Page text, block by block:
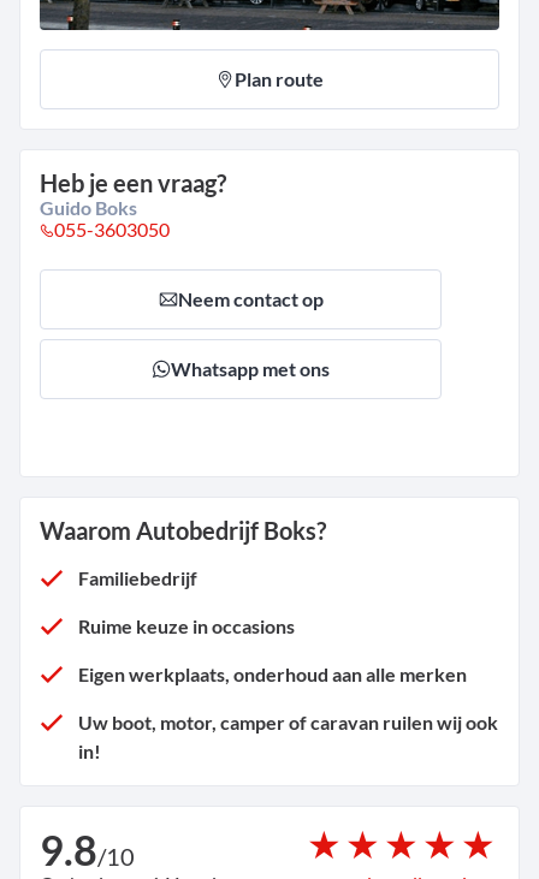
Plan route
Heb je een vraag?
Guido Boks
055-3603050
Neem contact op
Whatsapp met ons
Waarom Autobedrijf Boks?
Familiebedrijf
Ruime keuze in occasions
Eigen werkplaats, onderhoud aan alle merken
Uw boot, motor, camper of caravan ruilen wij ook
in!
9.8/10